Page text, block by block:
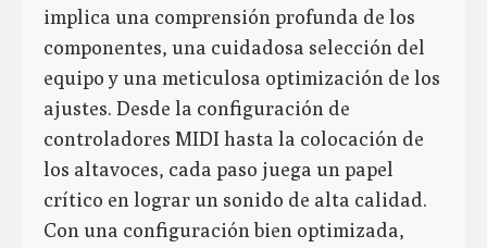
implica una comprensión profunda de los
componentes, una cuidadosa selección del
equipo y una meticulosa optimización de los
ajustes. Desde la configuración de
controladores MIDI hasta la colocación de
los altavoces, cada paso juega un papel
crítico en lograr un sonido de alta calidad.
Con una configuración bien optimizada,